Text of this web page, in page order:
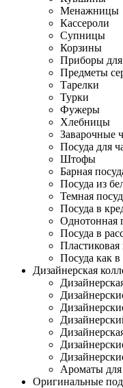
Менажницы
Кассероли
Супницы
Корзины
Приборы для
Предметы
Тарелки
Турки
Фужеры
Хлебницы
Заварочные
Посуда для
Штофы
Барная
Посуда из
Темная
Посуда в
Однотонная
Посуда в
Пластиковая
Посуда как
Дизайнерская
Ароматы для
Оригинальные